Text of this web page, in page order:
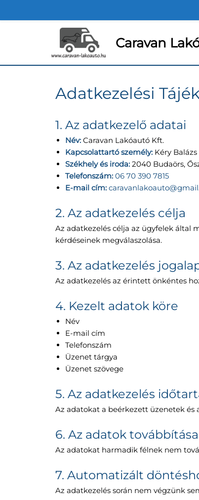
Caravan
Adatkezelési
1. Az adatkezelő adatai
Név: Caravan Lakóautó Kft.
Kapcsolattartó személy: Kéry Balázs
Székhely és iroda: 2040 Budaörs,
Telefonszám: 06 70 390 7815
E-mail cím:
2. Az adatkezelés célja
Az adatkezelés célja az ügyfelek által
kérdéseinek megválaszolása.
3. Az adatkezelés
Az adatkezelés az érintett önkéntes
4. Kezelt adatok köre
Név
E-mail cím
Telefonszám
Üzenet tárgya
Üzenet szövege
5. Az adatkezelés
Az adatokat a beérkezett üzenetek és
6. Az adatok továbbítása
Az adatokat harmadik félnek nem
7. Automatizált
Az adatkezelés során nem végzünk